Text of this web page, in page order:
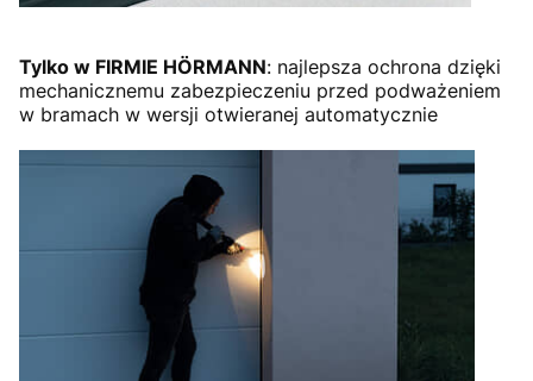
Tylko w FIRMIE HÖRMANN: najlepsza ochrona dzięki
mechanicznemu zabezpieczeniu przed podważeniem
w bramach w wersji otwieranej automatycznie